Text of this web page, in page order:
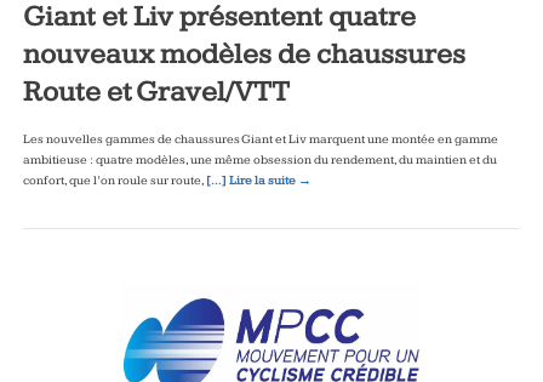
Giant et Liv présentent quatre
nouveaux modèles de chaussures
Route et Gravel/VTT
Les nouvelles gammes de chaussures Giant et Liv marquent une montée en gamme
ambitieuse : quatre modèles, une même obsession du rendement, du maintien et du
confort, que l’on roule sur route, […] Lire la suite →